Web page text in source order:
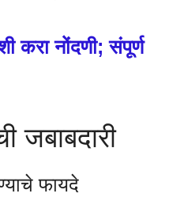
करा नोंदणी; संपूर्ण
जबाबदारी
फायदे